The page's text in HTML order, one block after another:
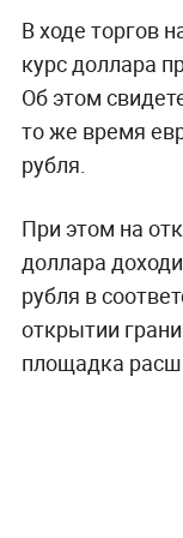
В ходе торгов
курс доллара
Об этом
то же время
рубля.
При этом на
доллара
рубля в
открытии
площадка